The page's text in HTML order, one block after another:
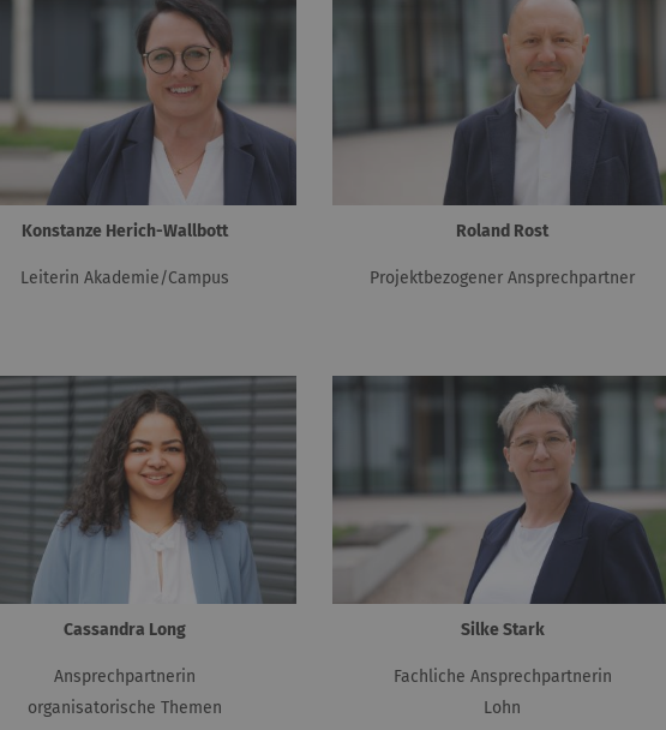
Konstanze Herich-Wallbott
Leiterin Akademie/Campus
Roland Rost
Projektbezogener Ansprechpartner
Cassandra Long
Ansprechpartnerin
organisatorische Themen
Silke Stark
Fachliche Ansprechpartnerin
Lohn